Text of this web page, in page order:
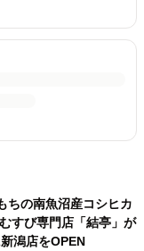
ちの南魚沼産コシヒカ
すび専門店「結亭」が
潟店をOPEN